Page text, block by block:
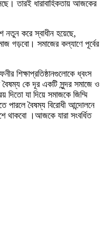
তারই ধারাবাহিকতায় আজকের
নতুন করে স্বাধীন হয়েছে,
গড়বো। সমাজের কল্যাণে পূর্বের
শিক্ষাপ্রতিষ্ঠানগুলোকে ধ্বংস
বৈষম্য কে দূর একটি সুন্দর সমাজে ও
দিতো যা দিয়ে সমাজকে জিম্মি
পারলে বৈষম্য বিরোধী আন্দোলনে
থাকবো ।আজকে যারা সংবর্ধিত